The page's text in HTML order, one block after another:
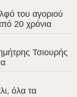
του αγοριού
20 χρόνια
Τσιουρής
όλα τα